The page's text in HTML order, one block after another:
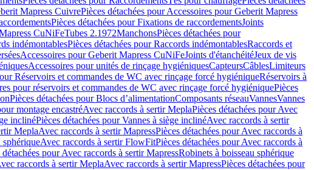
Mapress CuivrePièces détachées pour Accessoires pour Geberit Mapress
Pièces détachées pour Fixations de raccordementsJoints
CuNiFeTubes 2.1972ManchonsPièces détachées pour
indémontablesPièces détachées pour Raccords indémontablesRaccords et
Accessoires pour Geberit Mapress CuNiFeJoints d'étanchéitéJeux de vis
Accessoires pour unités de rinçage hygiéniquesCapteursCâblesLimiteurs
Réservoirs et commandes de WC avec rinçage forcé hygiéniqueRéservoirs à
pour réservoirs et commandes de WC avec rinçage forcé hygiéniquePièces
Pièces détachées pour Blocs d’alimentationComposants réseauVannesVannes
montage encastréAvec raccords à sertir MeplaPièces détachées pour Avec
inclinéPièces détachées pour Vannes à siège inclinéAvec raccords à sertir
MeplaAvec raccords à sertir MapressPièces détachées pour Avec raccords à
sphériqueAvec raccords à sertir FlowFitPièces détachées pour Avec raccords à
détachées pour Avec raccords à sertir MapressRobinets à boisseau sphérique
raccords à sertir MeplaAvec raccords à sertir MapressPièces détachées pour